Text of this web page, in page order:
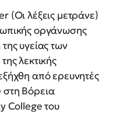
(Οι λέξεις μετράνε)
οργάνωσης
υγείας των
λεκτικής
από ερευνητές
Βόρεια
College του